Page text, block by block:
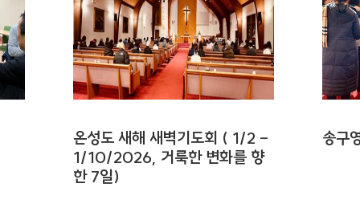
온성도 새해 새벽기도회 ( 1/2 -
1/10/2026, 거룩한 변화를 향
한 7일)
송구